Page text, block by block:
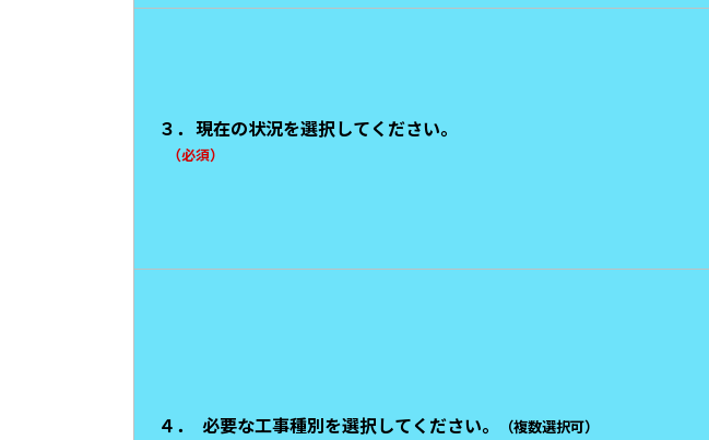
３． 現在の状況を選択してください。
（必須）
４． 必要な工事種別を選択してください。
（複数選択可）